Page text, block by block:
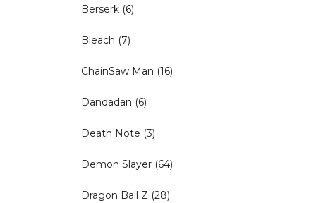
Berserk (6)
Bleach (7)
ChainSaw Man (16)
Dandadan (6)
Death Note (3)
Demon Slayer (64)
Dragon Ball Z (28)